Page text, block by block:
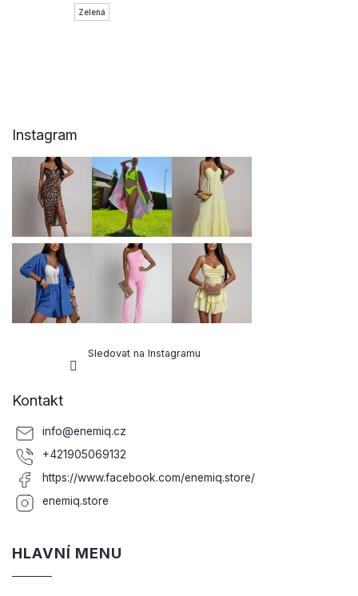
Zelená
Instagram
Sledovat na Instagramu
Kontakt
info@enemiq.cz
+421905069132
https://www.facebook.com/enemiq.store/
enemiq.store
HLAVNÍ MENU